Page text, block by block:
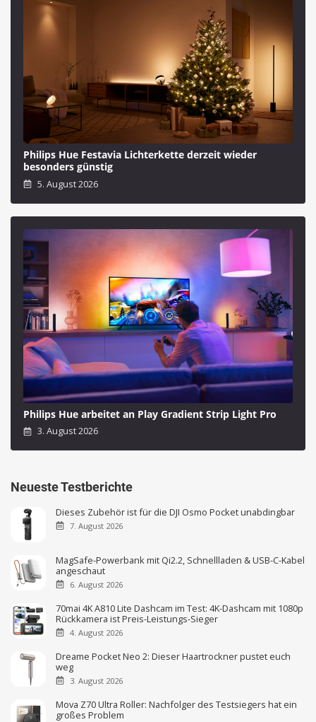
Philips Hue Festavia Lichterkette derzeit wieder
besonders günstig
5. August 2026
Philips Hue arbeitet an Play Gradient Strip Light Pro
3. August 2026
Neueste Testberichte
Dieses Zubehör ist für die DJI Osmo Pocket unabdingbar
7. August 2026
MagSafe-Powerbank mit Qi2.2, Schnellladen & USB-C-Kabel
angeschaut
6. August 2026
70mai 4K A810 Lite Dashcam im Test: 4K-Dashcam mit 1080p
Rückkamera ist Preis-Leistungs-Sieger
4. August 2026
Dreame Pocket Neo 2: Dieser Haartrockner pustet euch
weg
3. August 2026
Mova Z70 Ultra Roller: Nachfolger des Testsiegers hat ein
großes Problem